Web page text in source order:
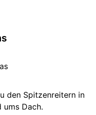
den Spitzenreitern in
ums Dach.